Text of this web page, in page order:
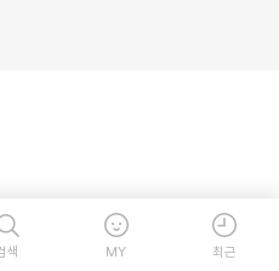
색 MY 최근